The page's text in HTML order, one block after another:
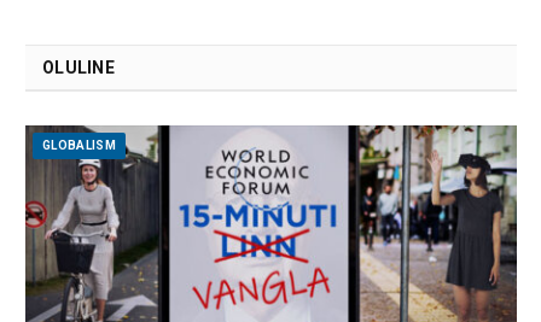
OLULINE
GLOBALISM